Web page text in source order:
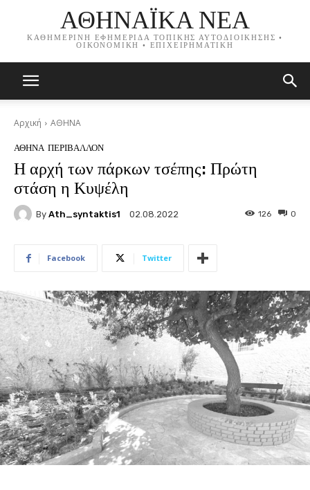
ΑΘΗΝΑΪΚΑ ΝΕΑ
ΚΑΘΗΜΕΡΙΝΗ ΕΦΗΜΕΡΙΔΑ ΤΟΠΙΚΗΣ ΑΥΤΟΔΙΟΙΚΗΣΗΣ •
ΟΙΚΟΝΟΜΙΚΗ • ΕΠΙΧΕΙΡΗΜΑΤΙΚΗ
Αρχική ΑΘΗΝΑ
ΑΘΗΝΑ ΠΕΡΙΒΑΛΛΟΝ
Η αρχή των πάρκων τσέπης: Πρώτη
στάση η Κυψέλη
By Ath_syntaktis1 02.08.2022 0
126
Facebook Twitter